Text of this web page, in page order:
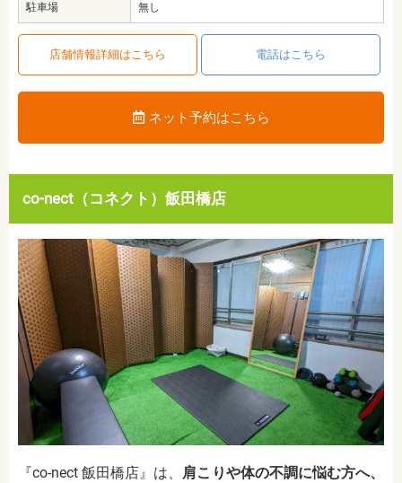
駐車場 無し
店舗情報詳細はこちら 電話はこちら
ネット予約はこちら
co-nect（コネクト）飯田橋店
『co-nect 飯田橋店』は、 肩こりや体の不調に悩む方へ、